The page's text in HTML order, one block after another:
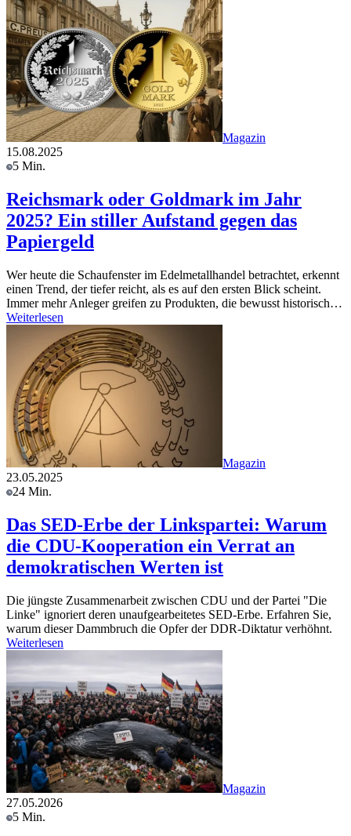
Magazin
15.08.2025
5 Min.
Reichsmark oder Goldmark im Jahr
2025? Ein stiller Aufstand gegen das
Papiergeld
Wer heute die Schaufenster im Edelmetallhandel betrachtet, erkennt
einen Trend, der tiefer reicht, als es auf den ersten Blick scheint.
Immer mehr Anleger greifen zu Produkten, die bewusst historisch…
Weiterlesen
Magazin
23.05.2025
24 Min.
Das SED-Erbe der Linkspartei: Warum
die CDU-Kooperation ein Verrat an
demokratischen Werten ist
Die jüngste Zusammenarbeit zwischen CDU und der Partei "Die
Linke" ignoriert deren unaufgearbeitetes SED-Erbe. Erfahren Sie,
warum dieser Dammbruch die Opfer der DDR-Diktatur verhöhnt.
Weiterlesen
Magazin
27.05.2026
5 Min.